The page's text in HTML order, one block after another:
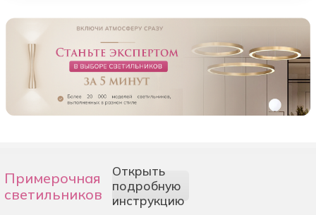
Примерочная
светильников
Открыть
подробную
инструкцию